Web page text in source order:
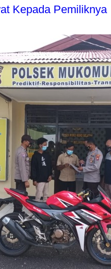
Kepada Pemiliknya